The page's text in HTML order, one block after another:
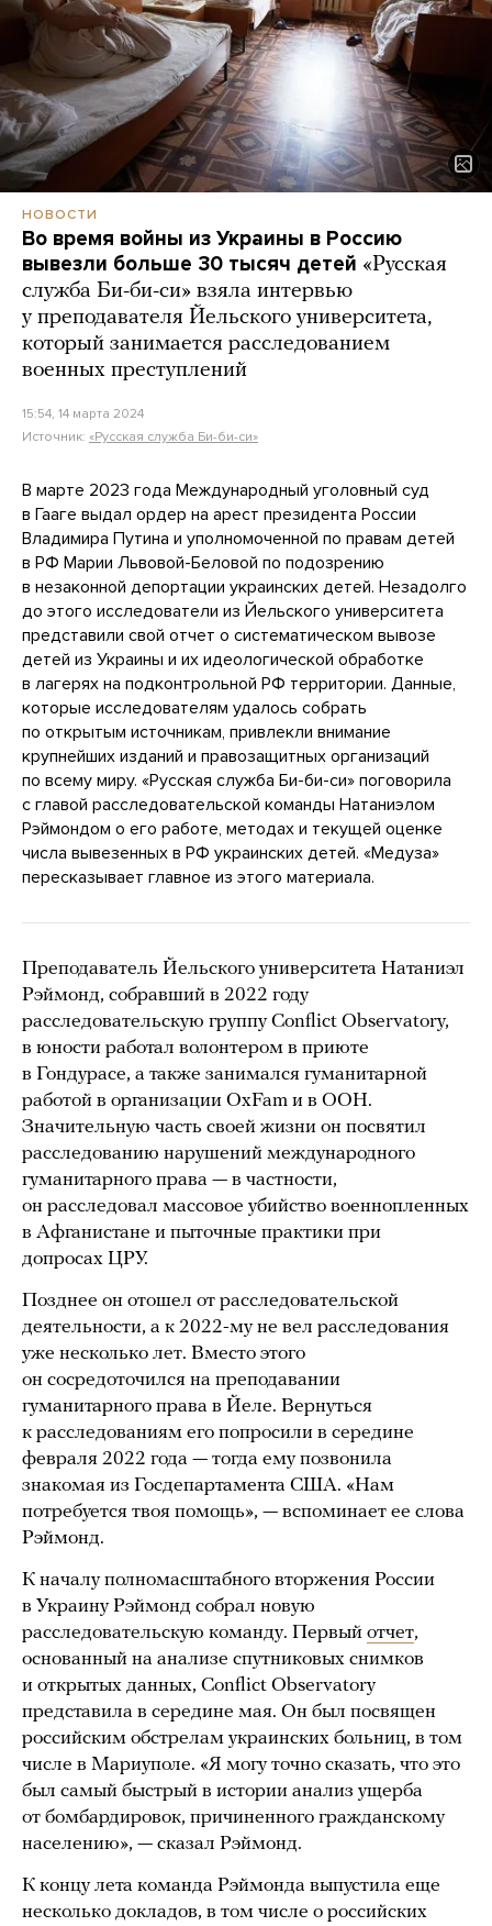
НОВОСТИ
Во время войны из Украины в Россию
вывезли больше 30 тысяч детей «Русская
служба Би-би-си» взяла интервью
у преподавателя Йельского университета,
который занимается расследованием
военных преступлений
15:54, 14 марта 2024
Источник: «Русская служба Би-би-си»
В марте 2023 года Международный уголовный суд
в Гааге выдал ордер на арест президента России
Владимира Путина и уполномоченной по правам детей
в РФ Марии Львовой-Беловой по подозрению
в незаконной депортации украинских детей. Незадолго
до этого исследователи из Йельского университета
представили свой отчет о систематическом вывозе
детей из Украины и их идеологической обработке
в лагерях на подконтрольной РФ территории. Данные,
которые исследователям удалось собрать
по открытым источникам, привлекли внимание
крупнейших изданий и правозащитных организаций
по всему миру. «Русская служба Би-би-си» поговорила
с главой расследовательской команды Натаниэлом
Рэймондом о его работе, методах и текущей оценке
числа вывезенных в РФ украинских детей. «Медуза»
пересказывает главное из этого материала.
Преподаватель Йельского университета Натаниэл
Рэймонд, собравший в 2022 году
расследовательскую группу Conflict Observatory,
в юности работал волонтером в приюте
в Гондурасе, а также занимался гуманитарной
работой в организации OxFam и в ООН.
Значительную часть своей жизни он посвятил
расследованию нарушений международного
гуманитарного права — в частности,
он расследовал массовое убийство военнопленных
в Афганистане и пыточные практики при
допросах ЦРУ.
Позднее он отошел от расследовательской
деятельности, а к 2022-му не вел расследования
уже несколько лет. Вместо этого
он сосредоточился на преподавании
гуманитарного права в Йеле. Вернуться
к расследованиям его попросили в середине
февраля 2022 года — тогда ему позвонила
знакомая из Госдепартамента США. «Нам
потребуется твоя помощь», — вспоминает ее слова
Рэймонд.
К началу полномасштабного вторжения России
в Украину Рэймонд собрал новую
расследовательскую команду. Первый отчет,
основанный на анализе спутниковых снимков
и открытых данных, Conflict Observatory
представила в середине мая. Он был посвящен
российским обстрелам украинских больниц, в том
числе в Мариуполе. «Я могу точно сказать, что это
был самый быстрый в истории анализ ущерба
от бомбардировок, причиненного гражданскому
населению», — сказал Рэймонд.
К концу лета команда Рэймонда выпустила еще
несколько докладов, в том числе о российских